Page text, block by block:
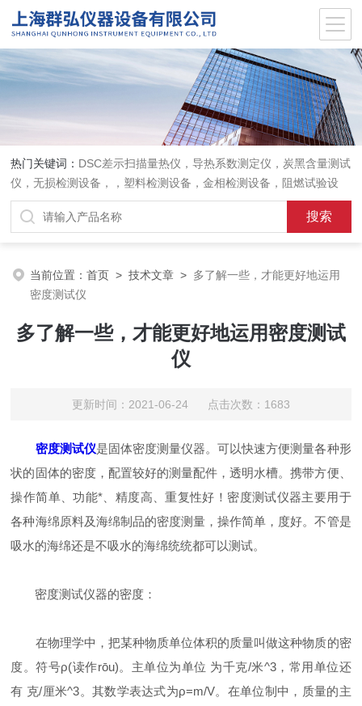
热门关键词： DSC差示扫描量热仪，导热系数测定仪，炭黑含量测试
仪，无损检测设备，，塑料检测设备，金相检测设备，阻燃试验设
备，耐环境老化设备，金属检测设备，量具量仪
当前位置：首页 >技术文章 > 多了解一些，才能更好地运用
密度测试仪
多了解一些，才能更好地运用密度测试
仪
更新时间：2021-06-24 点击次数：1683
密度测试仪是固体密度测量仪器。可以快速方便测量各种形
状的固体的密度，配置较好的测量配件，透明水槽。携带方便、
操作简单、功能*、精度高、重复性好！密度测试仪器主要用于
各种海绵原料及海绵制品的密度测量，操作简单，度好。不管是
吸水的海绵还是不吸水的海绵统统都可以测试。
密度测试仪器的密度：
在物理学中，把某种物质单位体积的质量叫做这种物质的密
度。符号ρ(读作rōu)。主单位为单位 为千克/米^3，常用单位还
有 克/厘米^3。其数学表达式为ρ=m/V。在单位制中，质量的主